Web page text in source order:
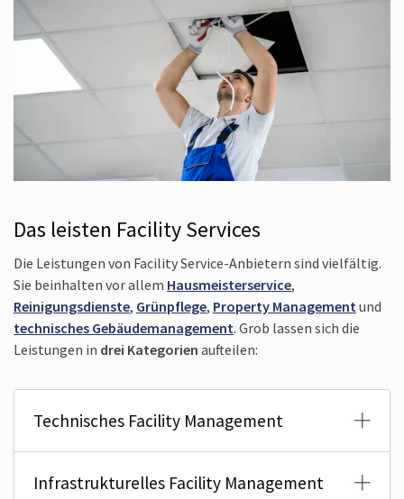
Das leisten Facility Services
Die Leistungen von Facility Service-Anbietern sind vielfältig.
Sie beinhalten vor allem Hausmeisterservice,
Reinigungsdienste, Grünpflege, Property Managementund
technisches Gebäudemanagement. Grob lassen sich die
Leistungen in drei Kategorien aufteilen:
Technisches Facility Management
Infrastrukturelles Facility Management